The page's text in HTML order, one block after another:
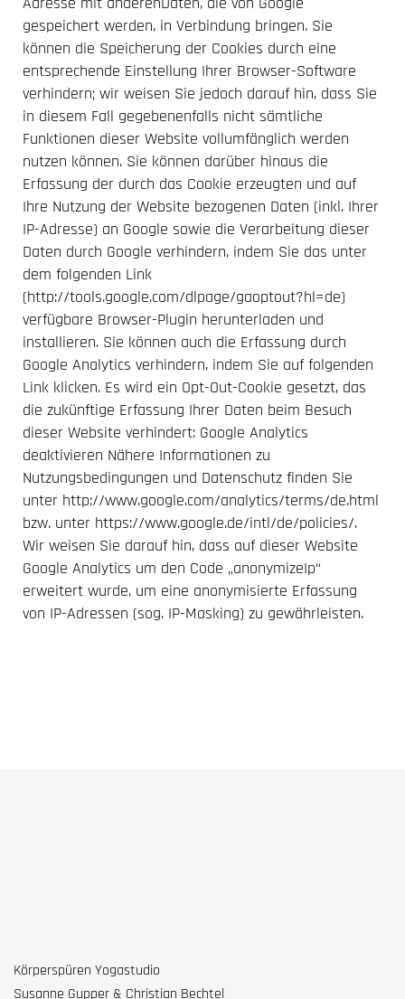
gespeichert werden, in Verbindung bringen. Sie
können die Speicherung der Cookies durch eine
entsprechende Einstellung Ihrer Browser-Software
verhindern; wir weisen Sie jedoch darauf hin, dass Sie
in diesem Fall gegebenenfalls nicht sämtliche
Funktionen dieser Website vollumfänglich werden
nutzen können. Sie können darüber hinaus die
Erfassung der durch das Cookie erzeugten und auf
Ihre Nutzung der Website bezogenen Daten (inkl. Ihrer
IP-Adresse) an Google sowie die Verarbeitung dieser
Daten durch Google verhindern, indem Sie das unter
dem folgenden Link
(http://tools.google.com/dlpage/gaoptout?hl=de)
verfügbare Browser-Plugin herunterladen und
installieren. Sie können auch die Erfassung durch
Google Analytics verhindern, indem Sie auf folgenden
Link klicken. Es wird ein Opt-Out-Cookie gesetzt, das
die zukünftige Erfassung Ihrer Daten beim Besuch
dieser Website verhindert: Google Analytics
deaktivieren Nähere Informationen zu
Nutzungsbedingungen und Datenschutz finden Sie
unter http://www.google.com/analytics/terms/de.html
bzw. unter https://www.google.de/intl/de/policies/.
Wir weisen Sie darauf hin, dass auf dieser Website
Google Analytics um den Code „anonymizeIp“
erweitert wurde, um eine anonymisierte Erfassung
von IP-Adressen (sog. IP-Masking) zu gewährleisten.
Schlosserstraße 4
72622 Nürtingen